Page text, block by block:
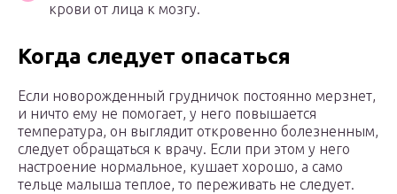
крови от лица к мозгу.
Когда следует опасаться
Если новорожденный грудничок постоянно мерзнет,
и ничто ему не помогает, у него повышается
температура, он выглядит откровенно болезненным,
следует обращаться к врачу. Если при этом у него
настроение нормальное, кушает хорошо, а само
тельце малыша теплое, то переживать не следует.